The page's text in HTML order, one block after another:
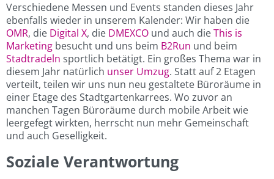
Verschiedene Messen und Events standen dieses Jahr
ebenfalls wieder in unserem Kalender: Wir haben die
OMR, die Digital X, die DMEXCO und auch dieThis is
Marketing besucht und uns beim B2Run und beim
Stadtradeln sportlich betätigt. Ein großes Thema war in
diesem Jahr natürlich unser Umzug. Statt auf 2 Etagen
verteilt, teilen wir uns nun neu gestaltete Büroräume in
einer Etage des Stadtgartenkarrees. Wo zuvor an
manchen Tagen Büroräume durch mobile Arbeit wie
leergefegt wirkten, herrscht nun mehr Gemeinschaft
und auch Geselligkeit.
Soziale Verantwortung